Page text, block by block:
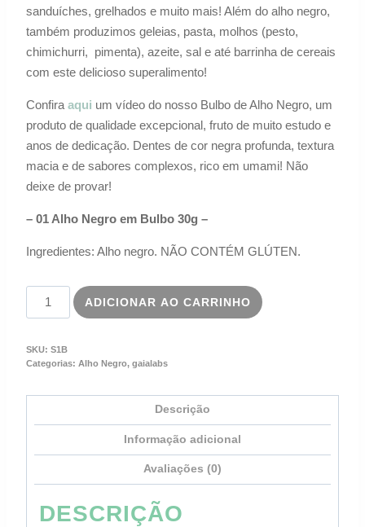
sanduíches, grelhados e muito mais! Além do alho negro,
também produzimos geleias, pasta, molhos (pesto,
chimichurri, pimenta), azeite, sal e até barrinha de cereais
com este delicioso superalimento!
Confira aqui um vídeo do nosso Bulbo de Alho Negro, um
produto de qualidade excepcional, fruto de muito estudo e
anos de dedicação. Dentes de cor negra profunda, textura
macia e de sabores complexos, rico em umami! Não
deixe de provar!
– 01 Alho Negro em Bulbo 30g –
Ingredientes: Alho negro. NÃO CONTÉM GLÚTEN.
ADICIONAR AO CARRINHO
SKU: S1B
Categorias: Alho Negro, gaialabs
Descrição
Informação adicional
Avaliações (0)
DESCRIÇÃO